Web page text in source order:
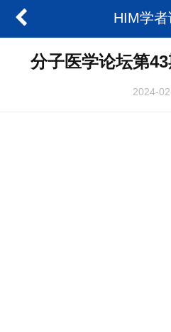
HIM学
分子医学论坛第43
2024-